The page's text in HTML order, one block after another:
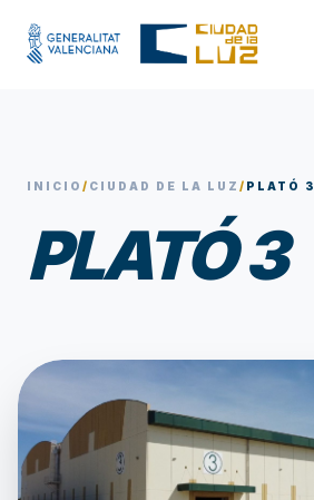
INICIO / CIUDAD DE LA LUZ / PLATÓ 3
PLATÓ 3